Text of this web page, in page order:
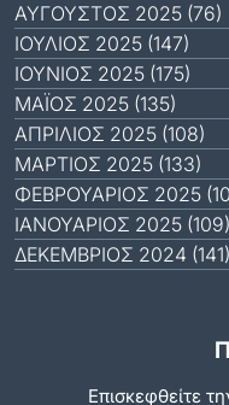
ΑΎΓΟΥΣΤΟΣ 2025 (76)
ΙΟΎΛΙΟΣ 2025 (147)
ΙΟΎΝΙΟΣ 2025 (175)
ΜΆΙΟΣ 2025 (135)
ΑΠΡΊΛΙΟΣ 2025 (108)
ΜΆΡΤΙΟΣ 2025 (133)
ΦΕΒΡΟΥΆΡΙΟΣ 2025
ΙΑΝΟΥΆΡΙΟΣ 2025 (109)
ΔΕΚΈΜΒΡΙΟΣ 2024 (141)
Επισκεφθείτε